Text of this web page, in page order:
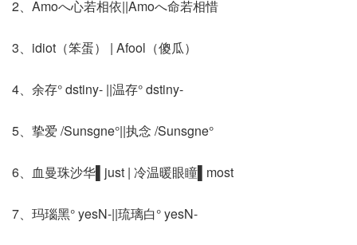
2、Amoへ心若相依||Amoへ命若相惜
3、idiot（笨蛋） | Afool（傻瓜）
4、余存° dstiny- ||温存° dstiny-
5、挚爱 /Sunsgne°||执念 /Sunsgne°
6、血曼珠沙华▌just | 冷温暖眼瞳▌most
7、玛瑙黑° yesN-||琉璃白° yesN-